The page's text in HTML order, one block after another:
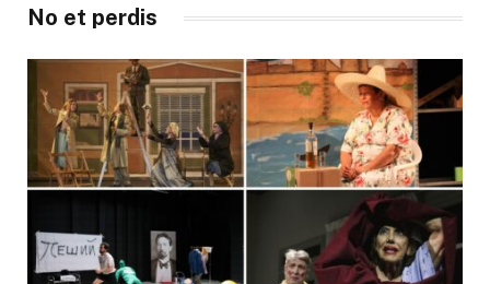
No et perdis